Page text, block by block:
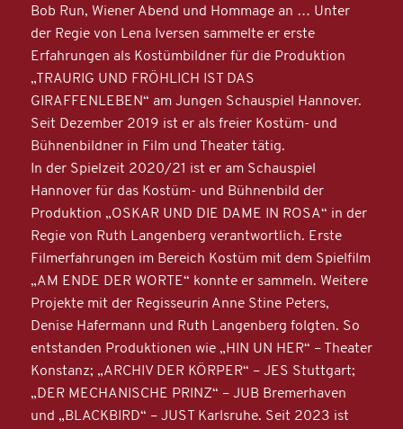
Bob Run, Wiener Abend und Hommage an … Unter
der Regie von Lena Iversen sammelte er erste
Erfahrungen als Kostümbildner für die Produktion
„TRAURIG UND FRÖHLICH IST DAS
GIRAFFENLEBEN“ am Jungen Schauspiel Hannover.
Seit Dezember 2019 ist er als freier Kostüm- und
Bühnenbildner in Film und Theater tätig.
In der Spielzeit 2020/21 ist er am Schauspiel
Hannover für das Kostüm- und Bühnenbild der
Produktion „OSKAR UND DIE DAME IN ROSA“ in der
Regie von Ruth Langenberg verantwortlich. Erste
Filmerfahrungen im Bereich Kostüm mit dem Spielfilm
„AM ENDE DER WORTE“ konnte er sammeln. Weitere
Projekte mit der Regisseurin Anne Stine Peters,
Denise Hafermann und Ruth Langenberg folgten. So
entstanden Produktionen wie „HIN UN HER“ – Theater
Konstanz; „ARCHIV DER KÖRPER“ – JES Stuttgart;
„DER MECHANISCHE PRINZ“ – JUB Bremerhaven
und „BLACKBIRD“ – JUST Karlsruhe. Seit 2023 ist